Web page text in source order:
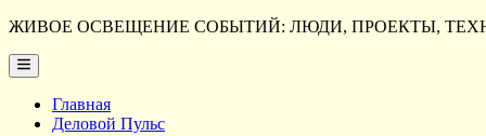
ЖИВОЕ ОСВЕЩЕНИЕ СОБЫТИЙ: ЛЮДИ, ПРОЕКТЫ,
Main
Menu
Главная
Деловой Пульс